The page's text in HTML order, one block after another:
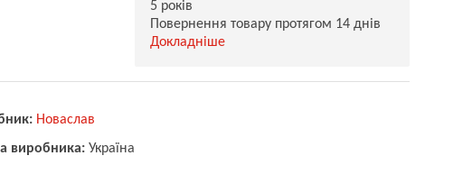
5 років
Повернення товару протягом 14 днів
Докладніше
Новаслав
виробника: Україна